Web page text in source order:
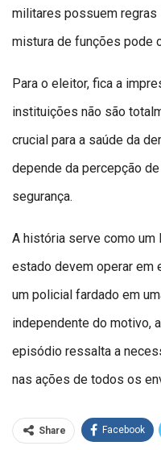
militares possuem regras
mistura de funções pode
Para o eleitor, fica a
instituições não são
crucial para a saúde da
depende da percepção
segurança.
A história serve como
estado devem operar em
um policial fardado em
independente do motivo,
episódio ressalta a
nas ações de todos os
Share Facebook